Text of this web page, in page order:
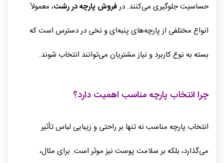
حساسیت جلوگیری می‌کنند. درفروش پارچه در رشت، معمولاً
انواع مختلفی از پارچه‌های پنبه‌ای و نخی در دسترس است که
بسته به نوع کاربرد و نیاز مشتریان می‌توانند انتخاب شوند.
چرا انتخاب پارچه مناسب اهمیت دارد؟
انتخاب پارچه مناسب نه تنها بر راحتی و زیبایی لباس تأثیر
می‌گذارد، بلکه بر سلامت پوست نیز موثر است. برای مثال،